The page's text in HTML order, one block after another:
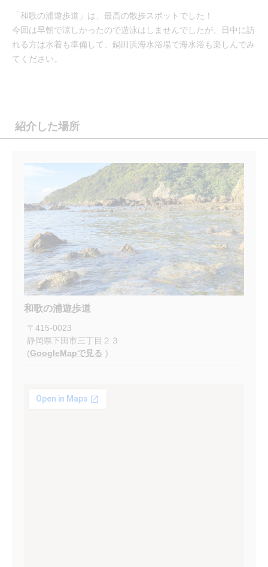
「和歌の浦遊歩道」は、最高の散歩スポットでした！
今回は早朝で涼しかったので遊泳はしませんでしたが、日中に訪
れる方は水着も準備して、鍋田浜海水浴場で海水浴も楽しんでみ
てください。
紹介した場所
和歌の浦遊歩道
〒 415-0023
静岡県下田市三丁目２３
(GoogleMapで見る )